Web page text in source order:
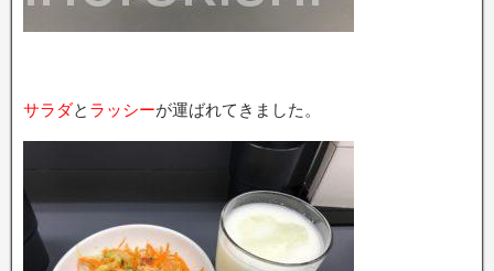
サラダと ラッシーが運ばれてきました。